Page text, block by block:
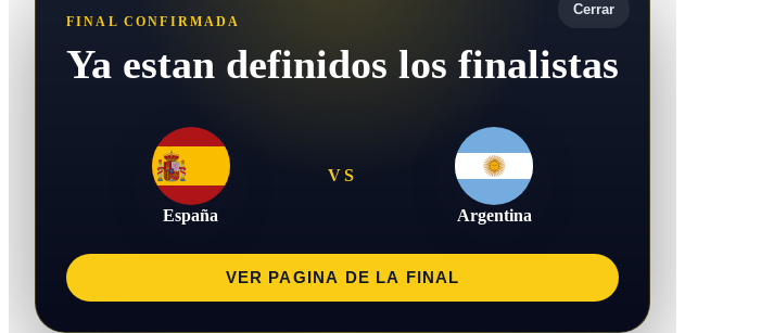
Cerrar
FINAL CONFIRMADA
Ya estan definidos los finalistas
España
VS
Argentina
VER PAGINA DE LA FINAL